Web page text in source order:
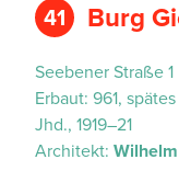
Wenn Sie
41 Burg
Seebener Straße 1
Erbaut: 961,
Jhd., 1919–21
Architekt: